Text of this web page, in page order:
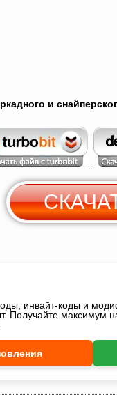
и
инвайт-коды и
Получайте максимум